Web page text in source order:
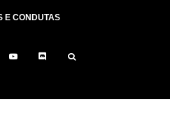
E CONDUTAS